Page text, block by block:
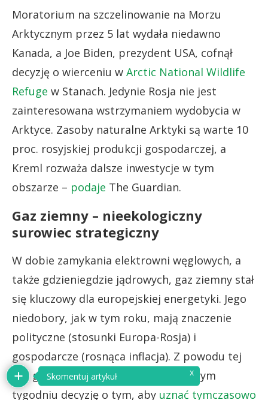
Moratorium na szczelinowanie na Morzu
Arktycznym przez 5 lat wydała niedawno
Kanada, a Joe Biden, prezydent USA, cofnął
decyzję o wierceniu w Arctic National Wildlife
Refuge w Stanach. Jedynie Rosja nie jest
zainteresowana wstrzymaniem wydobycia w
Arktyce. Zasoby naturalne Arktyki są warte 10
proc. rosyjskiej produkcji gospodarczej, a
Kreml rozważa dalsze inwestycje w tym
obszarze – podaje The Guardian.
Gaz ziemny – nieekologiczny
surowiec strategiczny
W dobie zamykania elektrowni węglowych, a
także gdzieniegdzie jądrowych, gaz ziemny stał
się kluczowy dla europejskiej energetyki. Jego
niedobory, jak w tym roku, mają znaczenie
polityczne (stosunki Europa-Rosja) i
gospodarcze (rosnąca inflacja). Z powodu tej
roli gazu ziemnego, Unia podjęła w tym
tygodniu decyzję o tym, aby uznać tymczasowo
Skomentuj artykuł x